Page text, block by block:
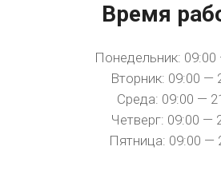
Время
Понедельник: 09:00
Вторник: 09:00 —
Среда: 09:00 —
Четверг: 09:00 —
Пятница: 09:00 —